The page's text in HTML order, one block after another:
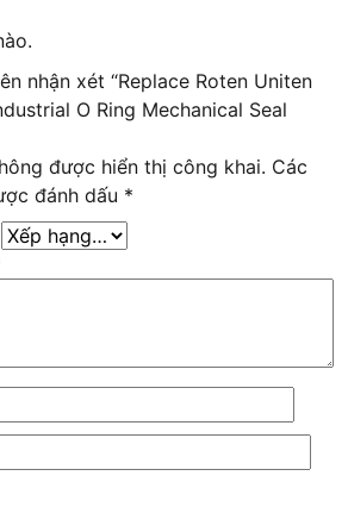
nhận xét “Replace Roten Uniten
O Ring Mechanical Seal
được hiển thị công khai. Các
đánh dấu *